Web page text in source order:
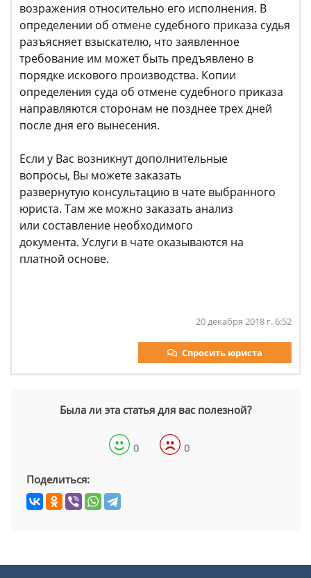
возражения относительно его исполнения. В
определении об отмене судебного приказа судья
разъясняет взыскателю, что заявленное
требование им может быть предъявлено в
порядке искового производства. Копии
определения суда об отмене судебного приказа
направляются сторонам не позднее трех дней
после дня его вынесения.
Если у Вас возникнут дополнительные
вопросы, Вы можете заказать
развернутую консультацию в чате выбранного
юриста. Там же можно заказать анализ
или составление необходимого
документа. Услуги в чате оказываются на
платной основе.
20 декабря 2018 г. 6:52
Спросить юриста
Была ли эта статья для вас полезной?
0 0
Поделиться: